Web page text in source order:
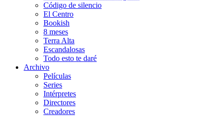
Código de silencio
El Centro
Bookish
8 meses
Terra Alta
Escandalosas
Todo esto te daré
Archivo
Películas
Series
Intérpretes
Directores
Creadores